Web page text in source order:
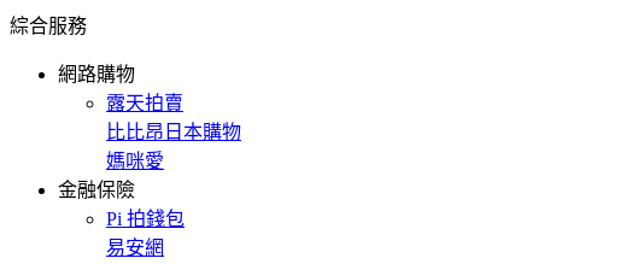
綜合服務
網路購物
露天拍賣
比比昂日本購物
媽咪愛
金融保險
Pi 拍錢包
易安網